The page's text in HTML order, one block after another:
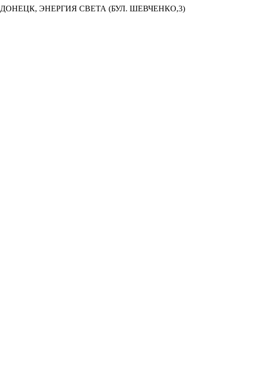
ДОНЕЦК, ЭНЕРГИЯ СВЕТА (БУЛ. ШЕВЧЕНКО,3)